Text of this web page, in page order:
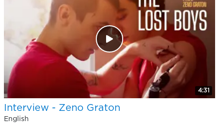
4:31
Interview - Zeno Graton
English